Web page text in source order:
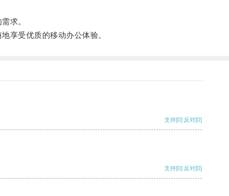
求。
享受优质的移动办公体验。
支持[0] 反对[0]
支持[0] 反对[0]